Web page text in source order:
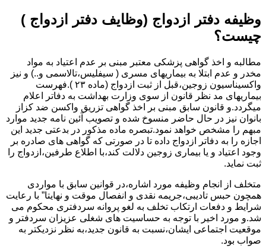
وظیفه دفتر ازدواج (وظایف دفتر ازدواج )
چیست؟
مطالبه و اخذ گواهی پزشکی معتبر مبنی بر عدم اعتیاد به مواد
مخدر و عدم ابتلا به بیماریهای مسری ( سیفلیس،تالاسمی و..) و نیز
واکسیناسیون زوجین،قبل از ثبت ازدواج (ماده ۲۳ ).فهرست
بیماریهای مد نظر قانون از سوی وزارت بهداشت به دفاتر اعلام
میگردد.و قانون سابق مبنی بر اخذ گواهی تزریق واکسن ضد کزاز
بانوان نیز در حال حاضر منسوخ شده و تصویب آئین نامه جدید موارد
مبهم را مشخص خواهد نمود.تبصره ماده مذکور در بدعتی جدید این
اجازه را به دفاتر ازدواج داده تا در صورتی که گواهی های صادره بر
وجود اعتیاد و یا بیماری زوجین دلالت کند،با اطلاع طرفین،ازدواج را
ثبت نماید.
متخلف از انجام وظیفه مورد اشاره،در قوانین سابق با مواردی
همچون حبس تادیبی،جریمه نقدی و انفصال موقت و نهایتا” با رعایت
شرایط و دفعات ارتکاب تخلف به لغو پروانه سردفتری محکوم می
شد.و مورد اخیر با توجه به حساسیت های شغلی عزیزان سردفتر و
موقعیت اجتماعی ایشان،نسبت به قانون جدید،به نظر نزدیکتر به
صواب بود.